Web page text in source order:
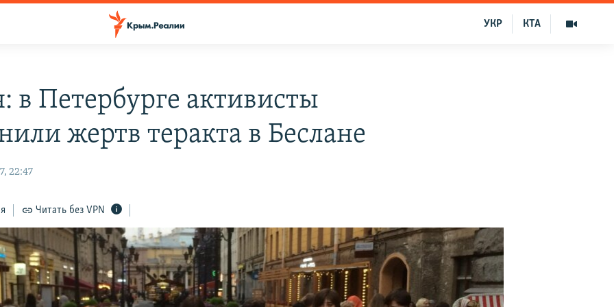
КТА
УКР
в Петербурге активисты
жертв теракта в Беслане
22:47
Читать без VPN